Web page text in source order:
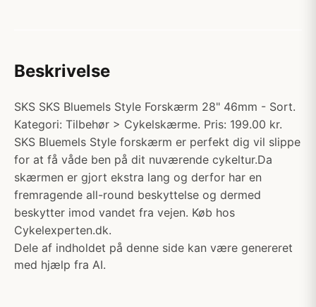
Beskrivelse
SKS SKS Bluemels Style Forskærm 28" 46mm - Sort.
Kategori: Tilbehør > Cykelskærme. Pris: 199.00 kr.
SKS Bluemels Style forskærm er perfekt dig vil slippe
for at få våde ben på dit nuværende cykeltur.Da
skærmen er gjort ekstra lang og derfor har en
fremragende all-round beskyttelse og dermed
beskytter imod vandet fra vejen. Køb hos
Cykelexperten.dk.
Dele af indholdet på denne side kan være genereret
med hjælp fra AI.